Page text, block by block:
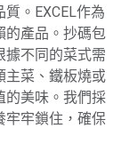
。EXCEL作為
的產品。抄碼包
據不同的菜式需
主菜、鐵板燒或
的美味。我們採
牢牢鎖住，確保